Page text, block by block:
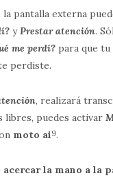
pantalla externa
yPrestar atención.
me perdí? para que tu
perdiste.
, realizará
libres, puedes activar
moto ai9.
acercar la mano a la